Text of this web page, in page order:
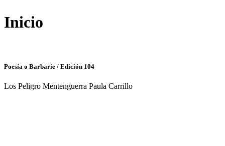
Inicio
Poesía o Barbarie / Edición 104
Los Peligro Mentenguerra Paula Carrillo